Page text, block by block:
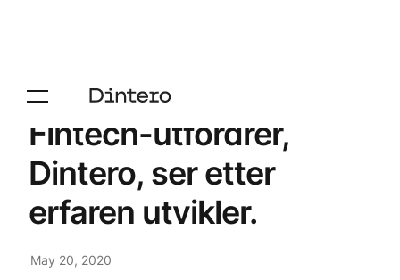
Fintech-utfordrer,
Dintero, ser etter
erfaren utvikler.
May 20, 2020